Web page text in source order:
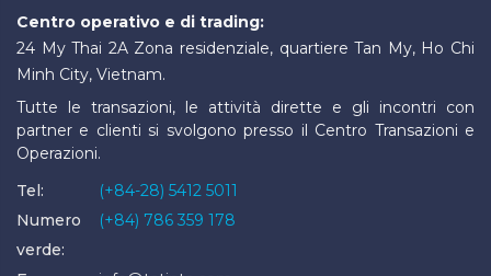
Centro operativo e di trading:
24 My Thai 2A Zona residenziale, quartiere Tan My, Ho Chi
Minh City, Vietnam.
Tutte le transazioni, le attività dirette e gli incontri con
partner e clienti si svolgono presso il Centro Transazioni e
Operazioni.
Tel:
(+84-28) 5412 5011
Numero
verde:
(+84) 786 359 178